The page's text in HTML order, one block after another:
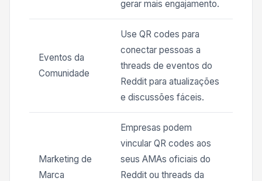
gerar mais engajamento.
Eventos da
Comunidade
Use QR codes para
conectar pessoas a
threads de eventos do
Reddit para atualizações
e discussões fáceis.
Marketing de
Marca
Empresas podem
vincular QR codes aos
seus AMAs oficiais do
Reddit ou threads da